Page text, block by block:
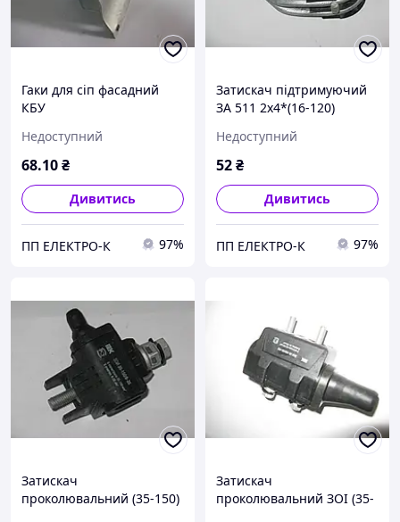
Гаки для сіп фасадний
КБУ
Недоступний
68.10₴
Дивитись
ПП ЕЛЕКТРО-К 97%
Затискач підтримуючий
ЗА 511 2х4*(16-120)
Недоступний
52₴
Дивитись
ПП ЕЛЕКТРО-К 97%
Затискач
проколювальний (35-150)
Затискач
проколювальний ЗОІ (35-